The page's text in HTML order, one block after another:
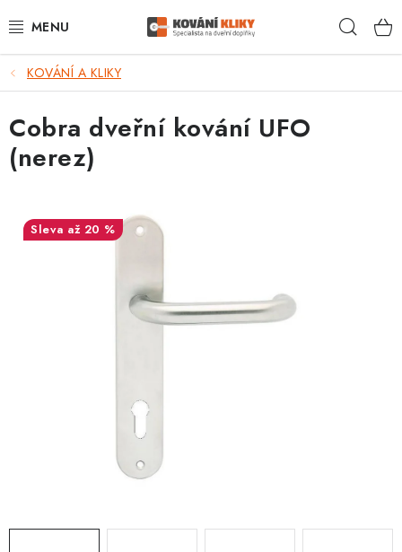
na
VÝPRODEJ - TOP AKCE
BLOG
UŽITEČNÉ RADY
VRÁCENÍ ZBOŽÍ
KLIKY S LOŽISKEM
KOVÁNÍ A KLIKY
Cobra dveřní kování UFO
(nerez)
až 20 %